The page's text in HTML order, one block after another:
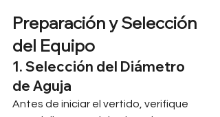
Preparación y Selección
del Equipo
1. Selección del Diámetro
de Aguja
Antes de iniciar el vertido, verifique